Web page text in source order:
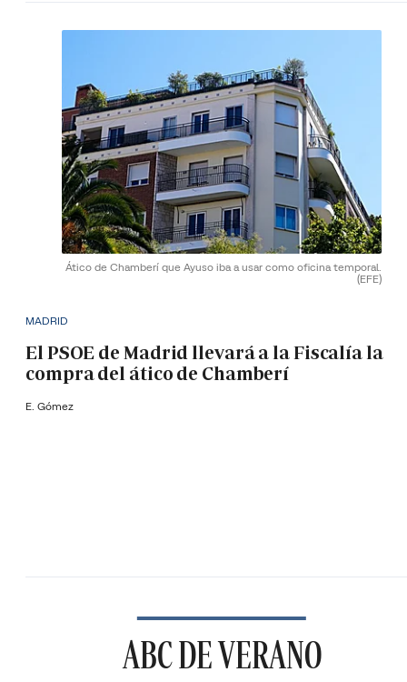
Ático de Chamberí que Ayuso iba a usar como oficina temporal.
(EFE)
MADRID
El PSOE de Madrid llevará a la Fiscalía la
compra del ático de Chamberí
E. Gómez
ABC DE VERANO